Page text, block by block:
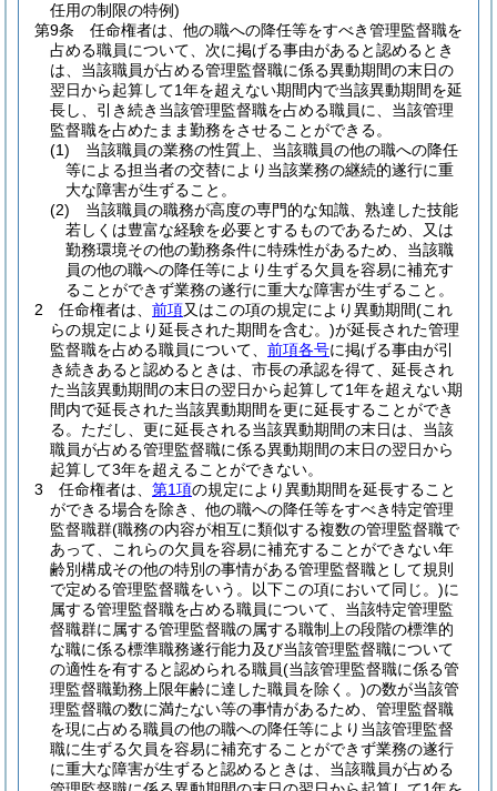
任用の制限の特例)
第9条
任命権者は、他の職への降任等をすべき管理監督職を
占める職員について、次に掲げる事由があると認めるとき
は、当該職員が占める管理監督職に係る異動期間の末日の
翌日から起算して1年を超えない期間内で当該異動期間を延
長し、引き続き当該管理監督職を占める職員に、当該管理
監督職を占めたまま勤務をさせることができる。
(1)
当該職員の業務の性質上、当該職員の他の職への降任
等による担当者の交替により当該業務の継続的遂行に重
大な障害が生ずること。
(2)
当該職員の職務が高度の専門的な知識、熟達した技能
若しくは豊富な経験を必要とするものであるため、又は
勤務環境その他の勤務条件に特殊性があるため、当該職
員の他の職への降任等により生ずる欠員を容易に補充す
ることができず業務の遂行に重大な障害が生ずること。
2
任命権者は、 前項又はこの項の規定により異動期間(これ
らの規定により延長された期間を含む。)が延長された管理
監督職を占める職員について、 前項各号に掲げる事由が引
き続きあると認めるときは、市長の承認を得て、延長され
た当該異動期間の末日の翌日から起算して1年を超えない期
間内で延長された当該異動期間を更に延長することができ
る。 ただし、更に延長される当該異動期間の末日は、当該
職員が占める管理監督職に係る異動期間の末日の翌日から
起算して3年を超えることができない。
3
任命権者は、 第1項の規定により異動期間を延長すること
ができる場合を除き、他の職への降任等をすべき特定管理
監督職群(職務の内容が相互に類似する複数の管理監督職で
あって、これらの欠員を容易に補充することができない年
齢別構成その他の特別の事情がある管理監督職として規則
で定める管理監督職をいう。以下この項において同じ。)に
属する管理監督職を占める職員について、当該特定管理監
督職群に属する管理監督職の属する職制上の段階の標準的
な職に係る標準職務遂行能力及び当該管理監督職について
の適性を有すると認められる職員(当該管理監督職に係る管
理監督職勤務上限年齢に達した職員を除く。)の数が当該管
理監督職の数に満たない等の事情があるため、管理監督職
を現に占める職員の他の職への降任等により当該管理監督
職に生ずる欠員を容易に補充することができず業務の遂行
に重大な障害が生ずると認めるときは、当該職員が占める